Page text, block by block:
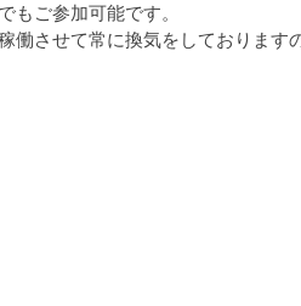
もご参加可能です。
働させて常に換気をしております